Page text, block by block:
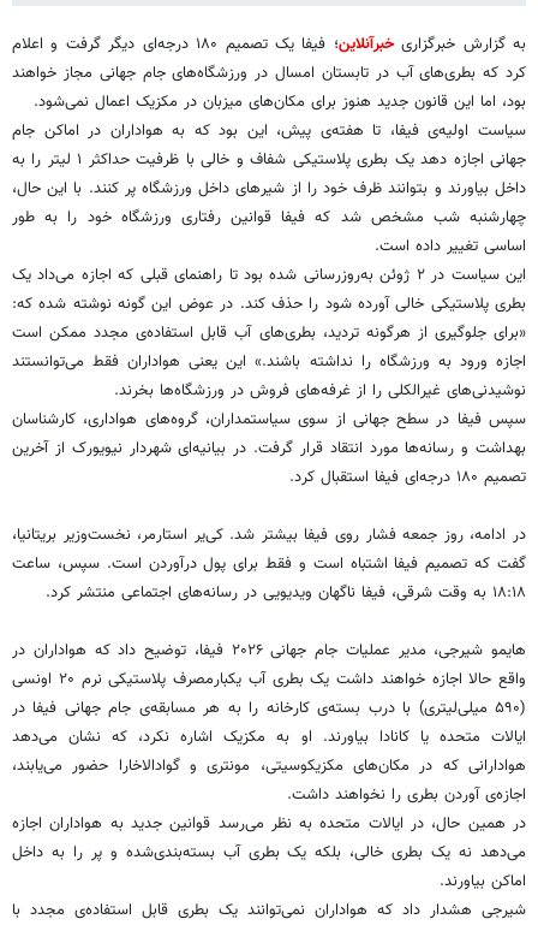
به گزارش خبرگزاریخبرآنلاین
؛ فیفا یک تصمیم ۱۸۰ درجه‌ای دیگر گرفت و اعلام
کرد که بطری‌های آب در تابستان امسال در ورزشگاه‌های جام جهانی مجاز خواهند
بود، اما این قانون جدید هنوز برای مکان‌های میزبان در مکزیک اعمال نمی‌شود.
سیاست اولیه‌ی فیفا، تا هفته‌ی پیش، این بود که به هواداران در اماکن جام
جهانی اجازه دهد یک بطری پلاستیکی شفاف و خالی با ظرفیت حداکثر ۱ لیتر را به
داخل بیاورند و بتوانند ظرف خود را از شیرهای داخل ورزشگاه پر کنند. با این حال،
چهارشنبه شب مشخص شد که فیفا قوانین رفتاری ورزشگاه خود را به طور
اساسی تغییر داده است.
این سیاست در ۲ ژوئن به‌روزرسانی شده بود تا راهنمای قبلی که اجازه می‌داد یک
بطری پلاستیکی خالی آورده شود را حذف کند. در عوض این گونه نوشته شده که:
«برای جلوگیری از هرگونه تردید، بطری‌های آب قابل استفاده‌ی مجدد ممکن است
اجازه ورود به ورزشگاه را نداشته باشند.» این یعنی هواداران فقط می‌توانستند
نوشیدنی‌های غیرالکلی را از غرفه‌های فروش در ورزشگاه‌ها بخرند.
سپس فیفا در سطح جهانی از سوی سیاستمداران، گروه‌های هواداری، کارشناسان
بهداشت و رسانه‌ها مورد انتقاد قرار گرفت. در بیانیه‌ای شهردار نیویورک از آخرین
تصمیم ۱۸۰ درجه‌ای فیفا استقبال کرد.
در ادامه، روز جمعه فشار روی فیفا بیشتر شد. کی‌یر استارمر، نخست‌وزیر بریتانیا،
گفت که تصمیم فیفا اشتباه است و فقط برای پول درآوردن است. سپس، ساعت
۱۸:۱۸ به وقت شرقی، فیفا ناگهان ویدیویی در رسانه‌های اجتماعی منتشر کرد.
هایمو شیرجی، مدیر عملیات جام جهانی ۲۰۲۶ فیفا، توضیح داد که هواداران در
واقع حالا اجازه خواهند داشت یک بطری آب یکبارمصرف پلاستیکی نرم ۲۰ اونسی
(۵۹۰ میلی‌لیتری) با درب بسته‌ی کارخانه را به هر مسابقه‌ی جام جهانی فیفا در
ایالات متحده یا کانادا بیاورند. او به مکزیک اشاره نکرد، که نشان می‌دهد
هوادارانی که در مکان‌های مکزیکوسیتی، مونتری و گوادالاخارا حضور می‌یابند،
اجازه‌ی آوردن بطری را نخواهند داشت.
در همین حال، در ایالات متحده به نظر می‌رسد قوانین جدید به هواداران اجازه
می‌دهد نه یک بطری خالی، بلکه یک بطری آب بسته‌بندی‌شده و پر را به داخل
اماکن بیاورند.
شیرجی هشدار داد که هواداران نمی‌توانند یک بطری قابل استفاده‌ی مجدد با